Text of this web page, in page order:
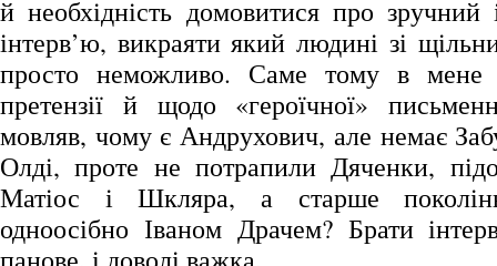
й необхідність домовитися про
інтерв’ю, викраяти який людині зі
просто неможливо. Саме тому в
претензії й щодо «героїчної»
мовляв, чому є Андрухович, але немає
Олді, проте не потрапили Дяченки,
Матіос і Шкляра, а старше
одноосібно Іваном Драчем? Брати